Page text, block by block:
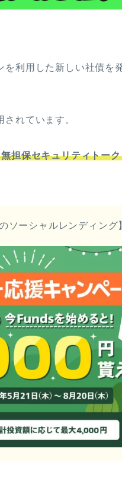
利用した新しい社債を
れています。
担保セキュリティトー
ソーシャルレンディング